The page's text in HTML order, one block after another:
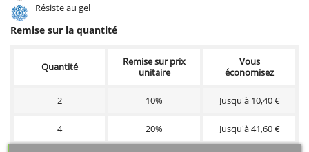
Résiste au gel
Remise sur la quantité
Quantité
Remise sur prix
unitaire
Vous
économisez
2 10% Jusqu'à 10,40 €
4 20% Jusqu'à 41,60 €